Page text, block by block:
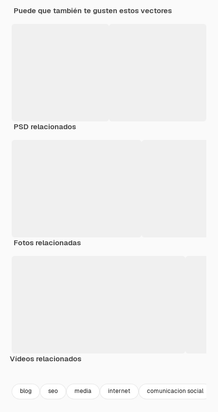
Puede que también te gusten estos vectores
PSD relacionados
Fotos relacionadas
Vídeos relacionados
blog seo media internet comunicacion social